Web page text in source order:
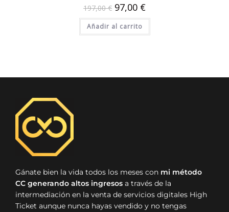
197,00€ 97,00 €
Añadir al carrito
Gánate bien la vida todos los meses con mi método
CC generando altos ingresos a través de la
intermediación en la venta de servicios digitales High
Ticket aunque nunca hayas vendido y no tengas